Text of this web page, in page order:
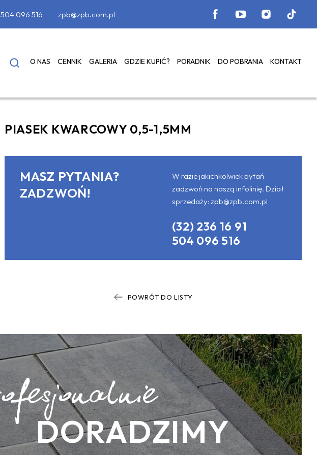
504 096 516 zpb@zpb.com.pl
O NAS CENNIK GALERIA GDZIE KUPIĆ? PORADNIK DO POBRANIA KONTAKT
PIASEK KWARCOWY 0,5-1,5MM
MASZ PYTANIA?
ZADZWOŃ!
W razie jakichkolwiek pytań
zadzwoń na naszą infolinię. Dział
sprzedaży: zpb@zpb.com.pl
(32) 236 16 91
504 096 516
POWRÓT DO LISTY
DORADZIMY